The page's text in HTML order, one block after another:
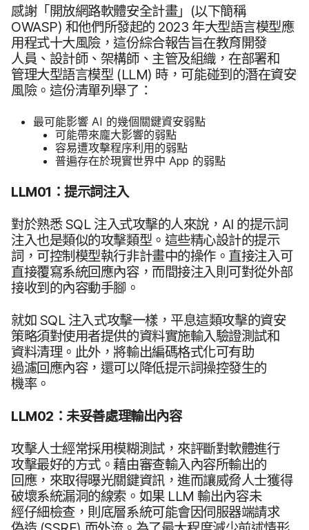
感謝​「開放​網路​軟體​安全​計畫」​(以下​簡稱
OWASP) 和​他們​所​發起​的 2023 年​大型​語言模型​應​
用​程式​十​大​風險，​這​份​綜合​報告旨​在​教育​開發​
人員、​設計師、​架構師、​主管​及​組織，​在​部署​和​
管理​大型​語言模型 (LLM) 時，​可能​碰到​的​潛在​資安​
風險。​這​份​清單​列舉​了：
最​可能​影響 AI 的​幾​個​關鍵​資安弱點
可能​帶來​龐大​影響​的​弱點
容易​遭​攻擊​程序​利用​的​弱點
普遍存在​於​現實​世界​中 App 的​弱點
LLM01 ：​提示​詞​注入
對於​熟悉SQL 注入式​攻擊​的​人來​說， AI 的​提示​詞​
注入​也​是​類似​的​攻擊​類型。​這些​精心​設計​的​提示​
詞，​可控制​模型​執行​非​計畫​中​的​操作。​直接​注入​可​
直接​覆寫​系統​回應​內容，​而​間​接​注入​則​可​對​從​外部​
接​收到​的​內容​動​手腳。
就​如 SQL 注入式​攻擊​一樣，​平息​這​類​攻擊​的​資安​
策​略須​對​使用​者​提供​的​資料​實施​輸​入驗證​測試​和​
資料​清理。​此外，​將​輸出​編碼格式​化可​有​助​
過濾回應​內容，​還​可以​降低​提示​詞​操控​發生​的​
機率。
LLM02 ：​未​妥善​處理​輸出​內容
攻擊​人士​經常​採用​模糊​測試，​來評斷​對​軟體​進行​
攻擊​最好​的​方式。​藉由​審查​輸入​內容​所​輸出​的​
回應，​來​取得​曝光關​鍵​資訊，​進而​讓​威脅​人士​獲得​
破壞​系統​漏洞​的​線索。​如果LLM輸出​內容​未​
經仔細​檢查，​則​底​層​系統​可能​會​因​伺​服器​端請求​